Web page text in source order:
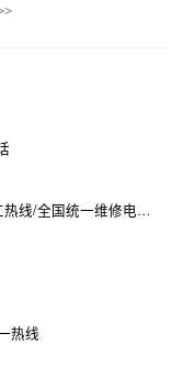
国统一维修电话是多少
热线